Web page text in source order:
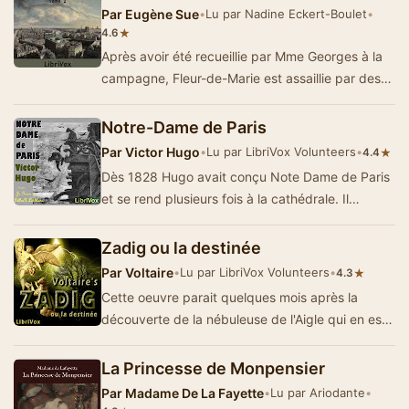
Par Eugène Sue•Lu par Nadine Eckert-Boulet•
4.6★
Après avoir été recueillie par Mme Georges à la
campagne, Fleur-de-Marie est assaillie par des
Notre-Dame de Paris
ParVictor Hugo•Lu par LibriVox Volunteers•4.4★
Dès 1828 Hugo avait conçu Note Dame de Paris
et se rend plusieurs fois à la cathédrale. Il
Zadig ou la destinée
ParVoltaire•Lu par LibriVox Volunteers•4.3★
Cette oeuvre parait quelques mois après la
découverte de la nébuleuse de l'Aigle qui en est
La Princesse de Monpensier
Par Madame De La Fayette•Lu par Ariodante•